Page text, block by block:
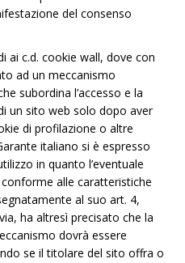
del consenso
ai c.d. cookie wall, dove con
ad un meccanismo
subordina l’accesso e la
un sito web solo dopo aver
di profilazione o altre
italiano si è espresso
in quanto l’eventuale
alle caratteristiche
al suo art. 4,
ha altresì precisato che la
dovrà essere
se il titolare del sito offra o